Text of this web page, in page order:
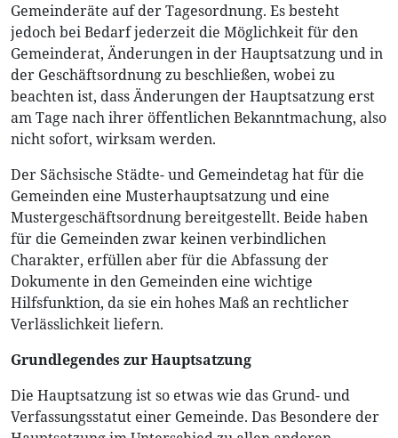
Gemeinderäte auf der Tagesordnung. Es besteht
jedoch bei Bedarf jederzeit die Möglichkeit für den
Gemeinderat, Änderungen in der Hauptsatzung und in
der Geschäftsordnung zu beschließen, wobei zu
beachten ist, dass Änderungen der Hauptsatzung erst
am Tage nach ihrer öffentlichen Bekanntmachung, also
nicht sofort, wirksam werden.
Der Sächsische Städte- und Gemeindetag hat für die
Gemeinden eine Musterhauptsatzung und eine
Mustergeschäftsordnung bereitgestellt. Beide haben
für die Gemeinden zwar keinen verbindlichen
Charakter, erfüllen aber für die Abfassung der
Dokumente in den Gemeinden eine wichtige
Hilfsfunktion, da sie ein hohes Maß an rechtlicher
Verlässlichkeit liefern.
Grundlegendes zur Hauptsatzung
Die Hauptsatzung ist so etwas wie das Grund- und
Verfassungsstatut einer Gemeinde. Das Besondere der